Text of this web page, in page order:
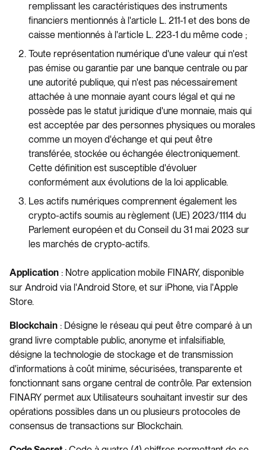
remplissant les caractéristiques des instruments
financiers mentionnés à l'article L. 211-1 et des bons de
caisse mentionnés à l'article L. 223-1 du même code ;
Toute représentation numérique d'une valeur qui n'est
pas émise ou garantie par une banque centrale ou par
une autorité publique, qui n'est pas nécessairement
attachée à une monnaie ayant cours légal et qui ne
possède pas le statut juridique d'une monnaie, mais qui
est acceptée par des personnes physiques ou morales
comme un moyen d'échange et qui peut être
transférée, stockée ou échangée électroniquement.
Cette définition est susceptible d'évoluer
conformément aux évolutions de la loi applicable.
Les actifs numériques comprennent également les
crypto-actifs soumis au règlement (UE) 2023/1114 du
Parlement européen et du Conseil du 31 mai 2023 sur
les marchés de crypto-actifs.
Application : Notre application mobile FINARY, disponible
sur Android via l'Android Store, et sur iPhone, via l'Apple
Store.
Blockchain : Désigne le réseau qui peut être comparé à un
grand livre comptable public, anonyme et infalsifiable,
désigne la technologie de stockage et de transmission
d'informations à coût minime, sécurisées, transparente et
fonctionnant sans organe central de contrôle. Par extension
FINARY permet aux Utilisateurs souhaitant investir sur des
opérations possibles dans un ou plusieurs protocoles de
consensus de transactions sur Blockchain.